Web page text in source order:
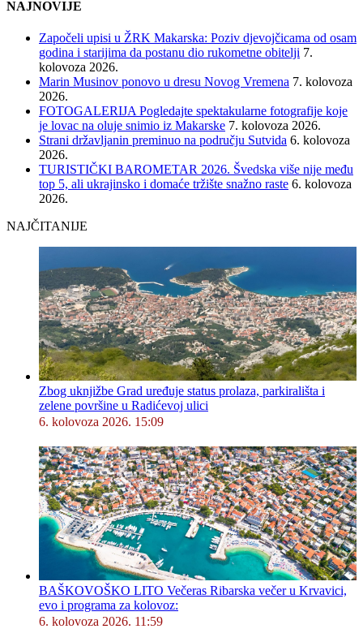
NAJNOVIJE
Započeli upisi u ŽRK Makarska: Poziv djevojčicama od osam
godina i starijima da postanu dio rukometne obitelji 7.
kolovoza 2026.
Marin Musinov ponovo u dresu Novog Vremena 7. kolovoza
2026.
FOTOGALERIJA Pogledajte spektakularne fotografije koje
je lovac na oluje snimio iz Makarske 7. kolovoza 2026.
Strani državljanin preminuo na području Sutvida 6. kolovoza
2026.
TURISTIČKI BAROMETAR 2026. Švedska više nije među
top 5, ali ukrajinsko i domaće tržište snažno raste 6. kolovoza
2026.
NAJČITANIJE
Zbog uknjižbe Grad uređuje status prolaza, parkirališta i
zelene površine u Radićevoj ulici
6. kolovoza 2026. 15:09
BAŠKOVOŠKO LITO Večeras Ribarska večer u Krvavici,
evo i programa za kolovoz:
6. kolovoza 2026. 11:59